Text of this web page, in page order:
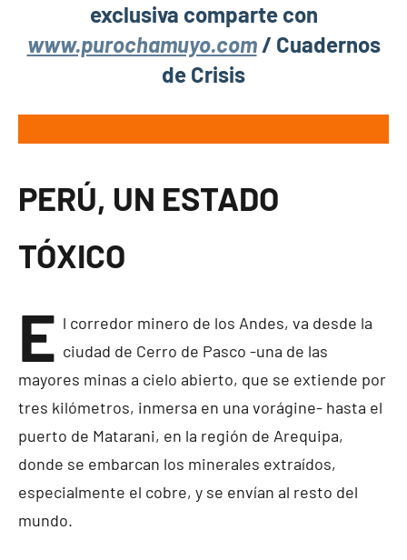
exclusiva comparte con
www.purochamuyo.com / Cuadernos
de Crisis
PERÚ, UN ESTADO
TÓXICO
E l corredor minero de los Andes, va desde la
ciudad de Cerro de Pasco -una de las
mayores minas a cielo abierto, que se extiende por
tres kilómetros, inmersa en una vorágine- hasta el
puerto de Matarani, en la región de Arequipa,
donde se embarcan los minerales extraídos,
especialmente el cobre, y se envían al resto del
mundo.